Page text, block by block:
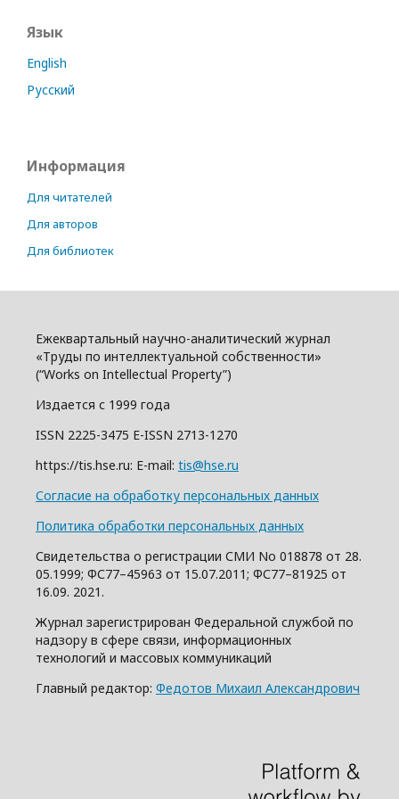
Язык
English
Русский
Информация
Для читателей
Для авторов
Для библиотек
Ежеквартальный научно-аналитический журнал
«Труды по интеллектуальной собственности»
(“Works on Intellectual Property”)
Издается с 1999 года
ISSN 2225-3475 E-ISSN 2713-1270
https://tis.hse.ru: E-mail: tis@hse.ru
Согласие на обработку персональных данных
Политика обработки персональных данных
Свидетельства о регистрации СМИ No 018878 от 28.
05.1999; ФС77–45963 от 15.07.2011; ФС77–81925 от
16.09. 2021.
Журнал зарегистрирован Федеральной службой по
надзору в сфере связи, информационных
технологий и массовых коммуникаций
Главный редактор: Федотов Михаил Александрович